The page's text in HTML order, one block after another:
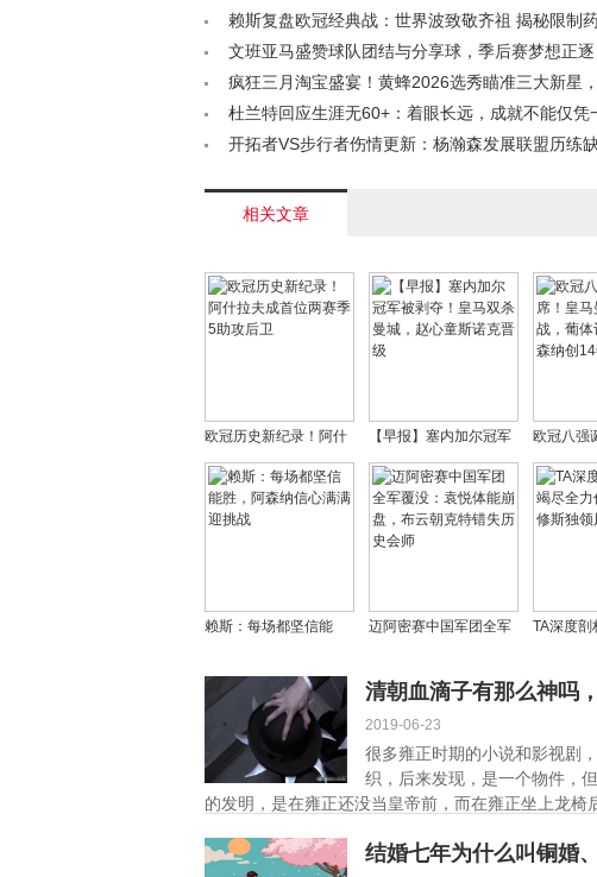
要练肌肉？< /a>
赖斯复盘欧冠经典战：世界波致敬齐祖 揭秘限制
厂核心绝招< /a>
文班亚马盛赞球队团结与分享球，季后赛梦想正逐
步成为现实< /a>
疯狂三月淘宝盛宴！黄蜂2026选秀瞄准三大新星，
谁能与三球共筑辉煌？< /a>
杜兰特回应生涯无60+：着眼长远，成就不能仅凭
场比赛定义< /a>
开拓者VS步行者伤情更新：杨瀚森发展联盟历练
相关文章
欧冠历史新纪录！阿什
拉夫成首位两赛季5助攻
后卫
【早报】塞内加尔冠军
被剥夺！皇马双杀曼
城，赵心童斯诺克晋级
欧冠八强
马曼城红
让三追五
年佳绩
赖斯：每场都坚信能
挑战
迈阿密赛中国军团全军
布云朝克特错失历史会
师
TA深度剖
独领风骚
清朝血滴子有那么神吗
2019-06-23
很多雍正时期的小说和影视剧
织，后来发现，是一个物件，
的发明，是在雍正还没当皇帝前，而在雍正坐上龙
结婚七年为什么叫铜婚